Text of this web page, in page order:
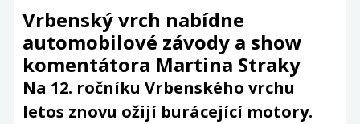
Vrbenský vrch nabídne
automobilové závody a show
komentátora Martina Straky
Na 12. ročníku Vrbenského vrchu
letos znovu ožijí burácející motory.